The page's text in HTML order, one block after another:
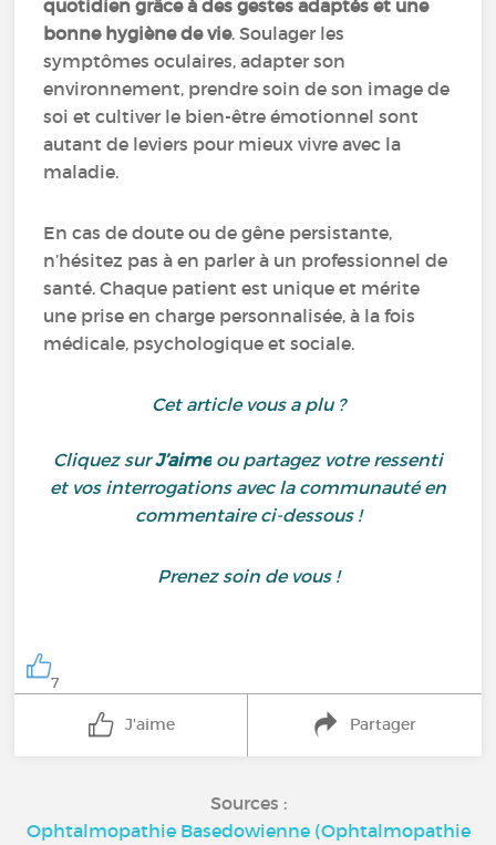
quotidien grâce à des gestes adaptés et une
bonne hygiène de vie. Soulager les
symptômes oculaires, adapter son
environnement, prendre soin de son image de
soi et cultiver le bien-être émotionnel sont
autant de leviers pour mieux vivre avec la
maladie.
En cas de doute ou de gêne persistante,
n’hésitez pas à en parler à un professionnel de
santé. Chaque patient est unique et mérite
une prise en charge personnalisée, à la fois
médicale, psychologique et sociale.
Cet article vous a plu ?
Cliquez surJ’aime ou partagez votre ressenti
et vos interrogations avec la communauté en
commentaire ci-dessous !
Prenez soin de vous !
7
J'aime Partager
Sources :
Ophtalmopathie Basedowienne (Ophtalmopathie